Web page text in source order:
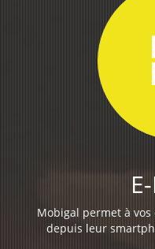
Mobigal permet à
depuis leur